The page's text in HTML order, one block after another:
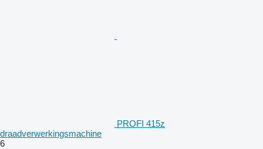
PROFI 415z
draadverwerkingsmachine
6